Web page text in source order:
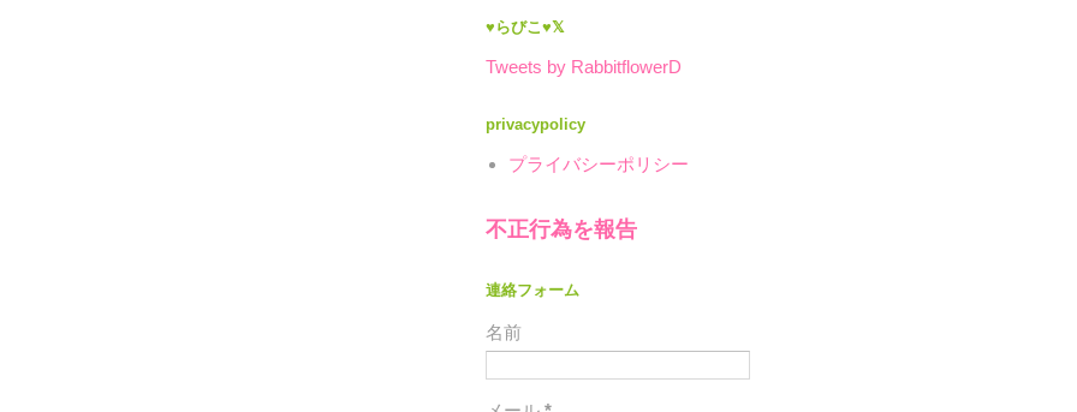
♥らびこ♥𝕏
Tweets by RabbitflowerD
privacypolicy
プライバシーポリシー
不正行為を報告
連絡フォーム
名前